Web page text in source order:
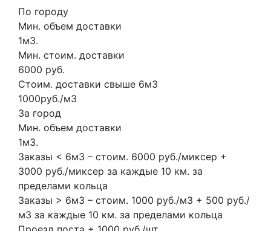
По городу
Мин. объем доставки
1м3.
Мин. стоим. доставки
6000 руб.
Стоим. доставки свыше 6м3
1000руб./м3
За город
Мин. объем доставки
1м3.
Заказы < 6м3 – стоим. 6000 руб./миксер +
3000 руб./миксер за каждые 10 км. за
пределами кольца
Заказы > 6м3 – стоим. 1000 руб./м3 + 500 руб./
м3 за каждые 10 км. за пределами кольца